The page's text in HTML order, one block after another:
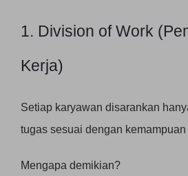
1. Division of Work
Kerja)
Setiap karyawan disarankan
tugas sesuai dengan
Mengapa demikian?